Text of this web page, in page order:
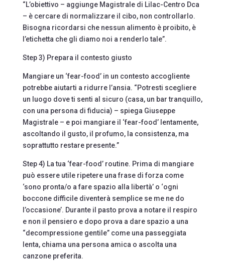
“L’obiettivo – aggiunge Magistrale di Lilac-Centro Dca
– è cercare di normalizzare il cibo, non controllarlo.
Bisogna ricordarsi che nessun alimento è proibito, è
l’etichetta che gli diamo noi a renderlo tale”.
Step 3) Prepara il contesto giusto
Mangiare un ‘fear-food’ in un contesto accogliente
potrebbe aiutarti a ridurre l’ansia. “Potresti scegliere
un luogo dove ti senti al sicuro (casa, un bar tranquillo,
con una persona di fiducia) – spiega Giuseppe
Magistrale – e poi mangiare il ‘fear-food’ lentamente,
ascoltando il gusto, il profumo, la consistenza, ma
soprattutto restare presente.”
Step 4) La tua ‘fear-food’ routine. Prima di mangiare
può essere utile ripetere una frase di forza come
‘sono pronta/o a fare spazio alla libertà’ o ‘ogni
boccone difficile diventerà semplice se me ne do
l’occasione’. Durante il pasto prova a notare il respiro
e non il pensiero e dopo prova a dare spazio a una
“decompressione gentile” come una passeggiata
lenta, chiama una persona amica o ascolta una
canzone preferita.